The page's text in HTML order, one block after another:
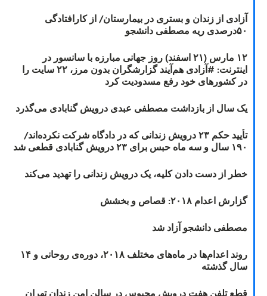
آزادی از زندان و بستری در بیمارستان/ از کارافتادگی
۵۰درصدی ریه مصطفی دانشجو
۱۲ مارس (۲۱ اسفند) روز جهانی مبارزه با سانسور در
اینترنت: #آزادی هم‌آیند گزارشگران‌ بدون مرز، ۲۲ سایت را
در کشورهای خود رفع مسدودیت کرد
یک سال از بازداشت مصطفی عبدی درویش گنابادی می‌گذرد
تأیید حکم ۲۳ درویش زندانی که در دادگاه شرکت نکرده‌اند/
۱۹۰ سال و سه ماه حبس برای ۲۳ درویش گنابادی قطعی شد
خطر از دست دادن کلیه، یک درویش زندانی را تهدید می‌کند
گزارش اعدام ۲۰۱۸: قصاص و بخشش
مصطفی دانشجو آزاد شد
روند اعدام‌ها در ماه‌های مختلف ۲۰۱۸، دوره‌ی روحانی و ۱۴
سال گذشته